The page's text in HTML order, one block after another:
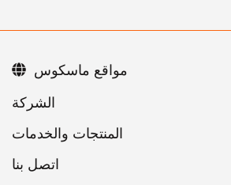
اتصل بنا
مواقع ماسكوس